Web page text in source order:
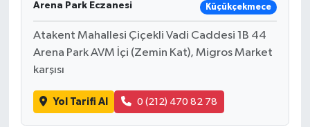
Arena Park Eczanesi Küçükçekmece
Atakent Mahallesi Çiçekli Vadi Caddesi 1B 44
Arena Park AVM İçi (Zemin Kat), Migros Market
karşısı
Yol Tarifi Al 0 (212) 470 82 78